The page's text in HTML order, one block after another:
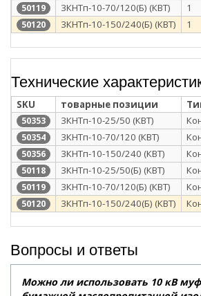
50119 3КНТп-10-70/120(Б) (КВТ) 1
50120 3КНТп-10-150/240(Б) (КВТ) 1
Технические
SKU товарные позиции
50353 3КНТп-10-25/50 (КВТ)
50354 3КНТп-10-70/120 (КВТ)
50356 3КНТп-10-150/240 (КВТ)
50118 3КНТп-10-25/50(Б) (КВТ)
50119 3КНТп-10-70/120(Б) (КВТ)
50120 3КНТп-10-150/240(Б) (КВТ)
Вопросы и ответы
Можно ли использовать 10 кВ